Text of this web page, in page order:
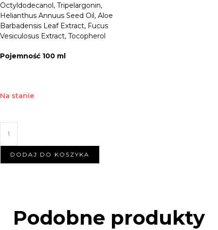
Octyldodecanol, Tripelargonin,
Helianthus Annuus Seed Oil, Aloe
Barbadensis Leaf Extract, Fucus
Vesiculosus Extract, Tocopherol
Pojemność 100 ml
Na stanie
DODAJ DO KOSZYKA
Podobne produkty